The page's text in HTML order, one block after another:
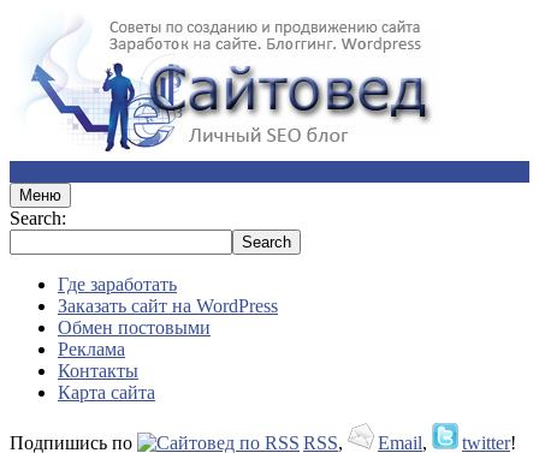
Меню
Search:
Где заработать
Заказать сайт на WordPress
Обмен постовыми
Реклама
Контакты
Карта сайта
Подпишись по RSS, Email, twitter!